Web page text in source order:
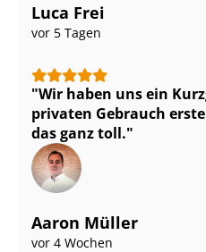
Luca Frei
vor 5 Tagen
Wir haben uns ein
privaten Gebrauch
das ganz toll.
Aaron Müller
vor 4 Wochen